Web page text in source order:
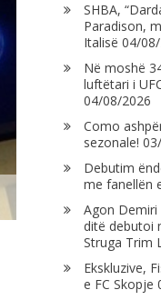
SHBA,
Paradison,
Italisë 04/
Në moshë
luftëtari i
04/08/2026
Como
sezonale!
Debutim
me fanellën
Agon
ditë debutoi
Struga Trim
Ekskluzive,
e FC Skopje